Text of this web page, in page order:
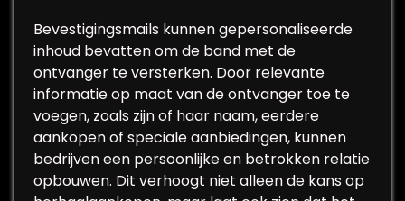
Bevestigingsmails kunnen gepersonaliseerde
inhoud bevatten om de band met de
ontvanger te versterken. Door relevante
informatie op maat van de ontvanger toe te
voegen, zoals zijn of haar naam, eerdere
aankopen of speciale aanbiedingen, kunnen
bedrijven een persoonlijke en betrokken relatie
opbouwen. Dit verhoogt niet alleen de kans op